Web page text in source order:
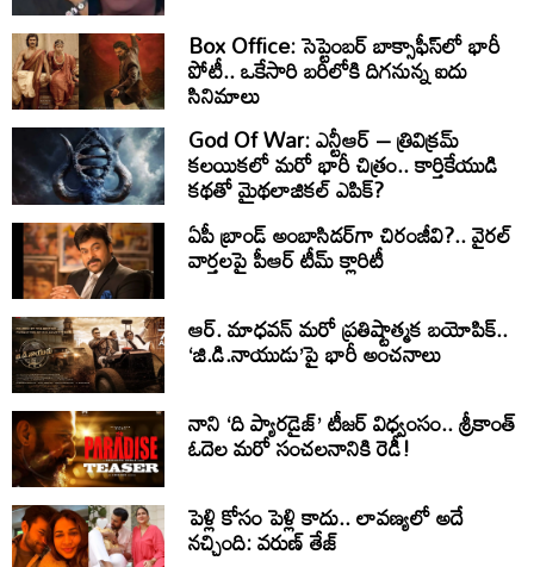
Box Office: సెప్టెంబర్ బాక్సాఫీస్‌లో భారీ
పోటీ.. ఒకేసారి బరిలోకి దిగనున్న ఐదు
సినిమాలు
God Of War: ఎన్టీఆర్ – త్రివిక్రమ్
కలయికలో మరో భారీ చిత్రం.. కార్తికేయుడి
కథతో మైథలాజికల్ ఎపిక్?
ఏపీ బ్రాండ్ అంబాసిడర్‌గా చిరంజీవి?.. వైరల్
వార్తలపై పీఆర్ టీమ్ క్లారిటీ
ఆర్. మాధవన్ మరో ప్రతిష్టాత్మక బయోపిక్..
‘జి.డి.నాయుడు’పై భారీ అంచనాలు
నాని ‘ది ప్యారడైజ్’ టీజర్ విధ్వంసం.. శ్రీకాంత్
ఓదెల మరో సంచలనానికి రెడీ!
పెళ్లి కోసం పెళ్లి కాదు.. లావణ్యలో అదే
నచ్చింది: వరుణ్ తేజ్